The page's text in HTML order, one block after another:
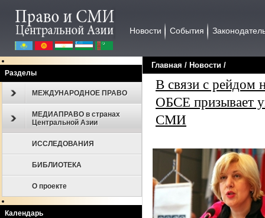
Новости События
Разделы
МЕЖДУНАРОДНОЕ ПРАВО
МЕДИАПРАВО в странах
Центральной Азии
ИССЛЕДОВАНИЯ
БИБЛИОТЕКА
О проекте
Календарь
Главная / Новости /
В связи с рейдом
ОБСЕ призывает
СМИ